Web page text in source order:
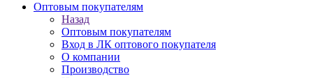
Оптовым покупателям
Назад
Оптовым покупателям
Вход в ЛК оптового покупателя
О компании
Производство